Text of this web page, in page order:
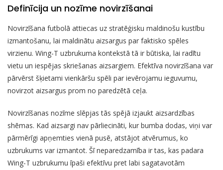
Definīcija un nozīme novirzīšanai
Novirzīšana futbolā attiecas uz stratēģisku maldinošu kustību
izmantošanu, lai maldinātu aizsargus par faktisko spēles
virzienu. Wing-T uzbrukuma kontekstā tā ir būtiska, lai radītu
vietu un iespējas skriešanas aizsargiem. Efektīva novirzīšana var
pārvērst šķietami vienkāršu spēli par ievērojamu ieguvumu,
novirzot aizsargus prom no paredzētā ceļa.
Novirzīšanas nozīme slēpjas tās spējā izjaukt aizsardzības
shēmas. Kad aizsargi nav pārliecināti, kur bumba dodas, viņi var
pārmērīgi apņemties vienā pusē, atstājot atvērumus, ko
uzbrukums var izmantot. Šī neparedzamība ir tas, kas padara
Wing-T uzbrukumu īpaši efektīvu pret labi sagatavotām